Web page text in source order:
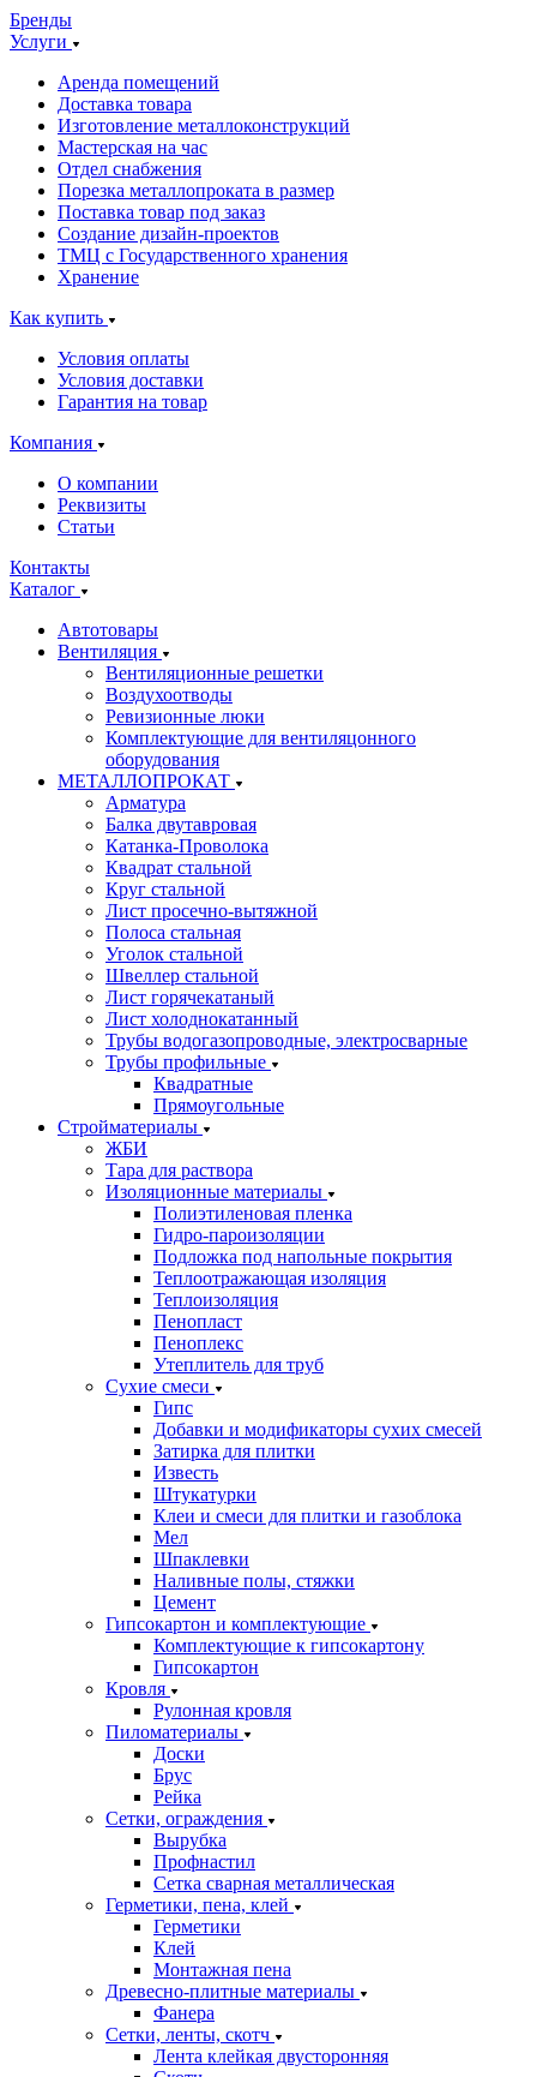
Бренды
Услуги
Аренда помещений
Доставка товара
Изготовление металлоконструкций
Мастерская на час
Отдел снабжения
Порезка металлопроката в размер
Поставка товар под заказ
Создание дизайн-проектов
ТМЦ с Государственного хранения
Хранение
Как купить
Условия оплаты
Условия доставки
Гарантия на товар
Компания
О компании
Реквизиты
Статьи
Контакты
Каталог
Автотовары
Вентиляция
Вентиляционные решетки
Воздухоотводы
Ревизионные люки
Комплектующие для вентиляцонного
оборудования
МЕТАЛЛОПРОКАТ
Арматура
Балка двутавровая
Катанка-Проволока
Квадрат стальной
Круг стальной
Лист просечно-вытяжной
Полоса стальная
Уголок стальной
Швеллер стальной
Лист горячекатаный
Лист холоднокатанный
Трубы водогазопроводные, электросварные
Трубы профильные
Квадратные
Прямоугольные
Стройматериалы
ЖБИ
Тара для раствора
Изоляционные материалы
Полиэтиленовая пленка
Гидро-пароизоляции
Подложка под напольные покрытия
Теплоотражающая изоляция
Теплоизоляция
Пенопласт
Пеноплекс
Утеплитель для труб
Сухие смеси
Гипс
Добавки и модификаторы сухих смесей
Затирка для плитки
Известь
Штукатурки
Клеи и смеси для плитки и газоблока
Мел
Шпаклевки
Наливные полы, стяжки
Цемент
Гипсокартон и комплектующие
Комплектующие к гипсокартону
Гипсокартон
Кровля
Рулонная кровля
Пиломатериалы
Доски
Брус
Рейка
Сетки, ограждения
Вырубка
Профнастил
Сетка сварная металлическая
Герметики, пена, клей
Герметики
Клей
Монтажная пена
Древесно-плитные материалы
Фанера
Сетки, ленты, скотч
Лента клейкая двусторонняя